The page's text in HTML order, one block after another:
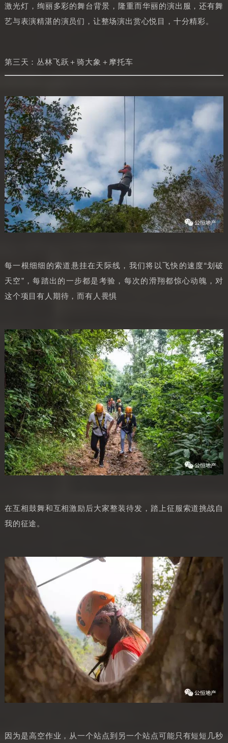
激光灯，绚丽多彩的舞台背景，隆重而华丽的演出服，还有舞
艺与表演精湛的演员们，让整场演出赏心悦目，十分精彩。
第三天：丛林飞跃＋骑大象＋摩托车
每一根细细的索道悬挂在天际线，我们将以飞快的速度“划破
天空”，每踏出的一步都是考验，每次的滑翔都惊心动魄，对
这个项目有人期待，而有人畏惧
在互相鼓舞和互相激励后大家整装待发，踏上征服索道挑战自
我的征途。
因为是高空作业，从一个站点到另一个站点可能只有短短几秒